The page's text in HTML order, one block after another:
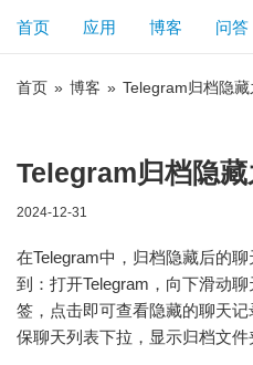
首页 应用 博客 问答
首页 » 博客 » Telegram归档隐
Telegram归档隐藏
2024-12-31
在Telegram中，归档隐藏后的
到：打开Telegram，向下滑动
签，点击即可查看隐藏的聊天记
保聊天列表下拉，显示归档文件